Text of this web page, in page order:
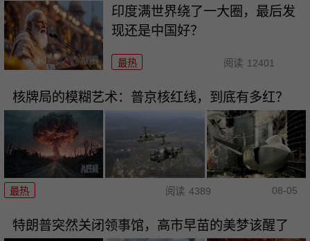
印度满世界绕了一大圈，最后发
现还是中国好？
最热 阅读 12401
核牌局的模糊艺术：普京核红线，到底有多红？
最热 阅读 4389 08-05
特朗普突然关闭领事馆，高市早苗的美梦该醒了